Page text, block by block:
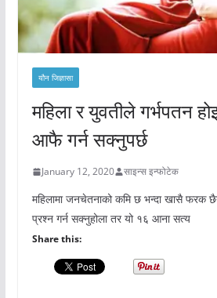
यौन जिज्ञासा
महिला र युवतीले गर्भपतन
आफै गर्न सक्नुपर्छ
January 12, 2020 साइन्स इन्फोटेक
महिलामा जनचेतनाको कमि छ भन्दा खासै फरक
प्रश्न गर्न सक्नुहोला तर यो १६ आना सत्य
Share this: